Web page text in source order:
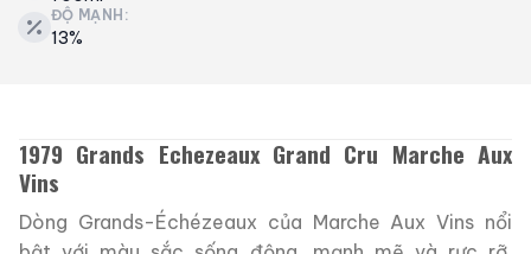
ĐỘ MẠNH:
13%
1979 Grands Echezeaux Grand Cru Marche Aux
Vins
Dòng Grands-Échézeaux của Marche Aux Vins nổi